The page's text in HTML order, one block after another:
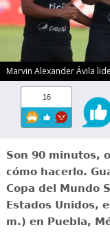
Marvin Alexander Ávila
16
Son 90 minutos,
cómo hacerlo.
Copa del Mundo
Estados Unidos,
m.) en Puebla,